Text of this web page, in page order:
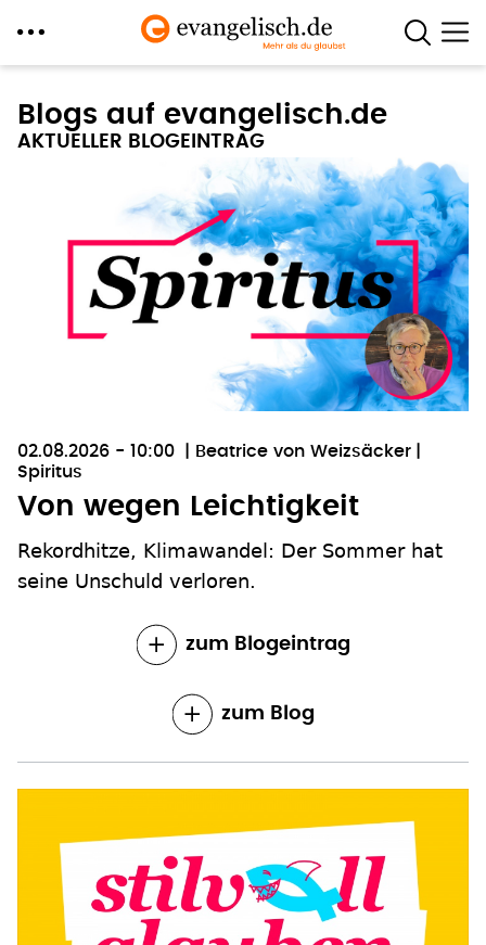
zum
Inhalt
Blogs auf evangelisch.de
AKTUELLER BLOGEINTRAG
02.08.2026 - 10:00
Beatrice von Weizsäcker
Spiritus
Von wegen Leichtigkeit
Rekordhitze, Klimawandel: Der Sommer hat
seine Unschuld verloren.
zum Blogeintrag
zum Blog